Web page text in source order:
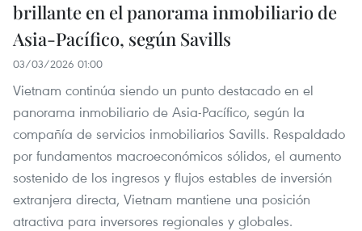
brillante en el panorama inmobiliario de
Asia-Pacífico, según Savills
03/03/2026 01:00
Vietnam continúa siendo un punto destacado en el
panorama inmobiliario de Asia-Pacífico, según la
compañía de servicios inmobiliarios Savills. Respaldado
por fundamentos macroeconómicos sólidos, el aumento
sostenido de los ingresos y flujos estables de inversión
extranjera directa, Vietnam mantiene una posición
atractiva para inversores regionales y globales.